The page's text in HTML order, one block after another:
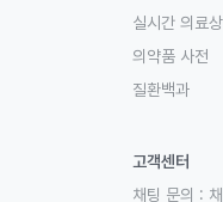
실시간 의료
의약품 사전
질환백과
고객센터
채팅 문의 :